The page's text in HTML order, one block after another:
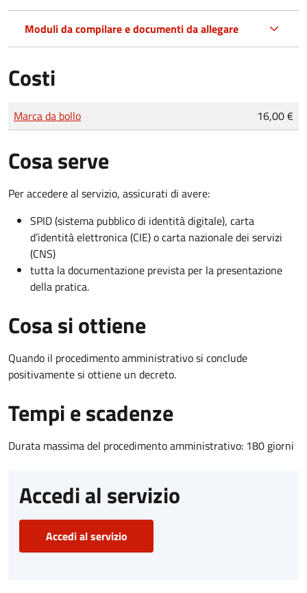
Moduli da compilare e documenti da allegare
Costi
Tipo di pagamento
Importo
Marca da bollo 16,00 €
Cosa serve
Per accedere al servizio, assicurati di avere:
SPID (sistema pubblico di identità digitale), carta
d’identità elettronica (CIE) o carta nazionale dei servizi
(CNS)
tutta la documentazione prevista per la presentazione
della pratica.
Cosa si ottiene
Quando il procedimento amministrativo si conclude
positivamente si ottiene un decreto.
Tempi e scadenze
Durata massima del procedimento amministrativo: 180 giorni
Accedi al servizio
Accedi al servizio